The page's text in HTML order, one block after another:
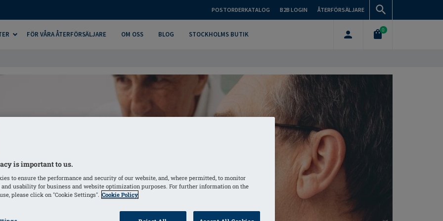
POSTORDERKATALOG B2B LOGIN ÅTERFÖRSÄLJARE
FÖR VÅRA ÅTERFÖRSÄLJARE OM OSS BLOG STOCKHOLMS BUTIK
0
is important to us.
to ensure the performance and security of our website, and, where permitted, to monitor
and usability for business and website optimization purposes. For further information on the
please click on "Cookie Settings". Cookie Policy